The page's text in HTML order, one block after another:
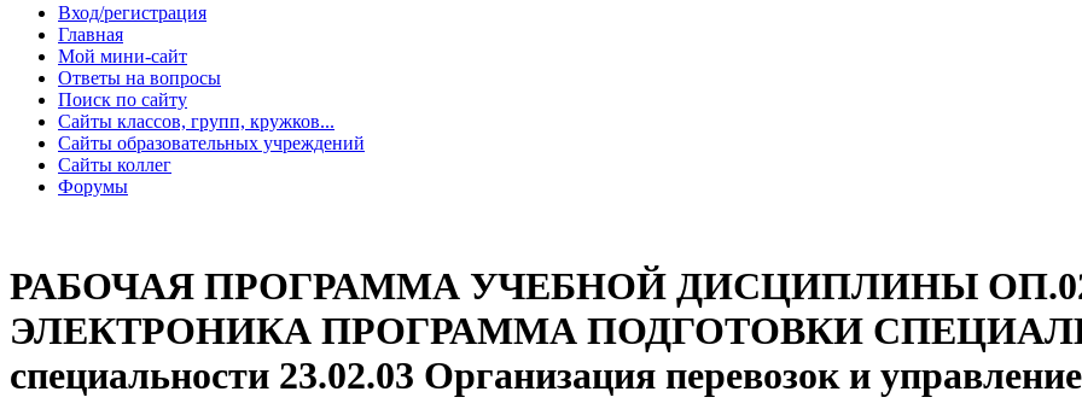
Вход/регистрация
Главная
Мой мини-сайт
Ответы на вопросы
Поиск по сайту
Сайты классов, групп, кружков...
Сайты образовательных учреждений
Сайты коллег
Форумы
РАБОЧАЯ ПРОГРАММА УЧЕБНОЙ ДИСЦИПЛИНЫ
ЭЛЕКТРОНИКА ПРОГРАММА ПОДГОТОВКИ
специальности 23.02.03 Организация перевозок и